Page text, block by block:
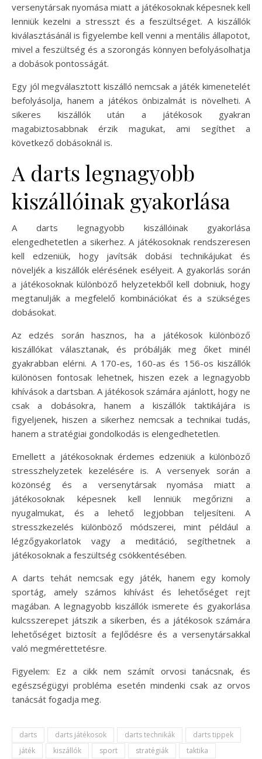
versenytársak nyomása miatt a játékosoknak képesnek kell
lenniük kezelni a stresszt és a feszültséget. A kiszállók
kiválasztásánál is figyelembe kell venni a mentális állapotot,
mivel a feszültség és a szorongás könnyen befolyásolhatja
a dobások pontosságát.
Egy jól megválasztott kiszálló nemcsak a játék kimenetelét
befolyásolja, hanem a játékos önbizalmát is növelheti. A
sikeres kiszállók után a játékosok gyakran
magabiztosabbnak érzik magukat, ami segíthet a
következő dobásoknál is.
A darts legnagyobb
kiszállóinak gyakorlása
A darts legnagyobb kiszállóinak gyakorlása
elengedhetetlen a sikerhez. A játékosoknak rendszeresen
kell edzeniük, hogy javítsák dobási technikájukat és
növeljék a kiszállók elérésének esélyeit. A gyakorlás során
a játékosoknak különböző helyzetekből kell dobniuk, hogy
megtanulják a megfelelő kombinációkat és a szükséges
dobásokat.
Az edzés során hasznos, ha a játékosok különböző
kiszállókat választanak, és próbálják meg őket minél
gyakrabban elérni. A 170-es, 160-as és 156-os kiszállók
különösen fontosak lehetnek, hiszen ezek a legnagyobb
kihívások a dartsban. A játékosok számára ajánlott, hogy ne
csak a dobásokra, hanem a kiszállók taktikájára is
figyeljenek, hiszen a sikerhez nemcsak a technikai tudás,
hanem a stratégiai gondolkodás is elengedhetetlen.
Emellett a játékosoknak érdemes edzeniük a különböző
stresszhelyzetek kezelésére is. A versenyek során a
közönség és a versenytársak nyomása miatt a
játékosoknak képesnek kell lenniük megőrizni a
nyugalmukat, és a lehető legjobban teljesíteni. A
stresszkezelés különböző módszerei, mint például a
légzőgyakorlatok vagy a meditáció, segíthetnek a
játékosoknak a feszültség csökkentésében.
A darts tehát nemcsak egy játék, hanem egy komoly
sportág, amely számos kihívást és lehetőséget rejt
magában. A legnagyobb kiszállók ismerete és gyakorlása
kulcsszerepet játszik a sikerben, és a játékosok számára
lehetőséget biztosít a fejlődésre és a versenytársakkal
való megmérettetésre.
Figyelem: Ez a cikk nem számít orvosi tanácsnak, és
egészségügyi probléma esetén mindenki csak az orvos
tanácsát fogadja meg.
darts darts játékosok darts technikák
darts tippek
játék
kiszállók sport stratégiák
taktika